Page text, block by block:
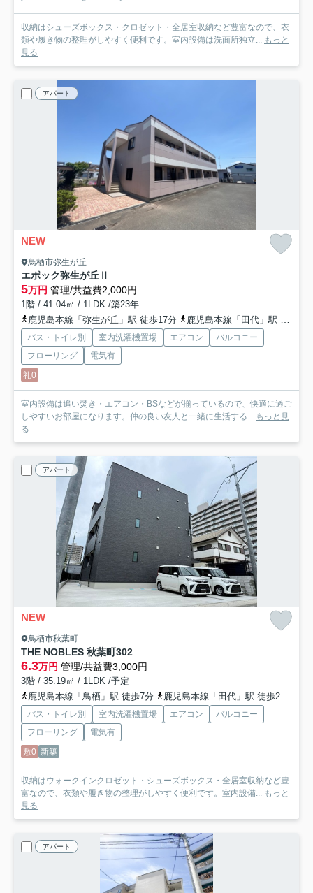
収納はシューズボックス・クロゼット・全居室収納など豊富なので、衣
類や履き物の整理がしやすく便利です。室内設備は洗面所独立... もっと
見る
アパート
NEW
鳥栖市弥生が丘
エポック弥生が丘Ⅱ
5万円 管理/共益費2,000円
1階 / 41.04㎡ / 1LDK /築23年
鹿児島本線「弥生が丘」駅 徒歩17分
鹿児島本線「田代」駅 徒歩34分
バス・トイレ別 室内洗濯機置場 エアコン
バルコニー
フローリング
電気有
礼0
室内設備は追い焚き・エアコン・BSなどが揃っているので、快適に過ご
しやすいお部屋になります。仲の良い友人と一緒に生活する... もっと見
る
アパート
NEW
鳥栖市秋葉町
THE NOBLES 秋葉町302
6.3万円 管理/共益費3,000円
3階 / 35.19㎡ / 1LDK /予定
鹿児島本線「鳥栖」駅 徒歩7分
鹿児島本線「田代」駅 徒歩23分
バス・トイレ別 室内洗濯機置場 エアコン
バルコニー
フローリング
電気有
敷0 新築
収納はウォークインクロゼット・シューズボックス・全居室収納など豊
富なので、衣類や履き物の整理がしやすく便利です。室内設備... もっと
見る
アパート